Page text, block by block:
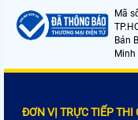
Mã
Bán
Minh
ĐƠN VỊ TRỰC TIẾP THI